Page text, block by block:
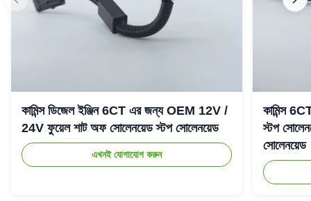
কামিন্স ডিজেল ইঞ্জিন 6CT এর জন্য OEM 12V /
24V ফুয়েল শাট অফ সোলেনয়েড স্টপ সোলেনয়েড
এখনই যোগাযোগ করুন
কামিন্স
স্টপ
সোলেনয়েড